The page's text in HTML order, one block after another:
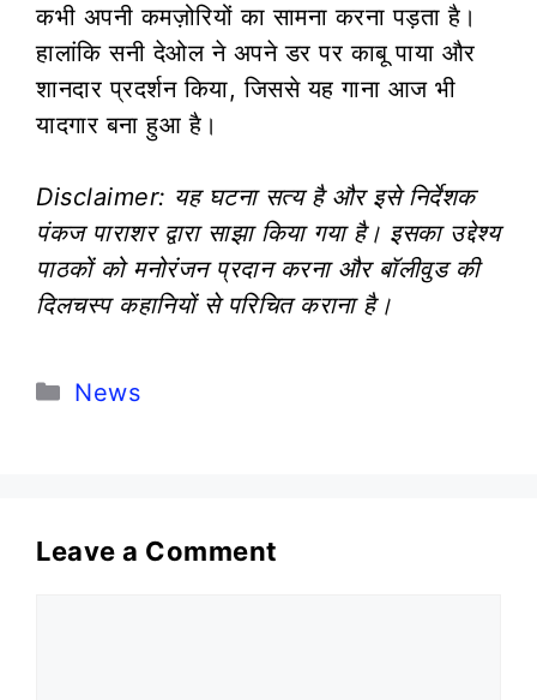
कभी अपनी कमज़ोरियों का सामना करना पड़ता है।
हालांकि सनी देओल ने अपने डर पर काबू पाया और
शानदार प्रदर्शन किया, जिससे यह गाना आज भी
यादगार बना हुआ है।
Disclaimer: यह घटना सत्य है और इसे निर्देशक
पंकज पाराशर द्वारा साझा किया गया है। इसका उद्देश्य
पाठकों को मनोरंजन प्रदान करना और बॉलीवुड की
दिलचस्प कहानियों से परिचित कराना है।
Categories
News
Leave a Comment